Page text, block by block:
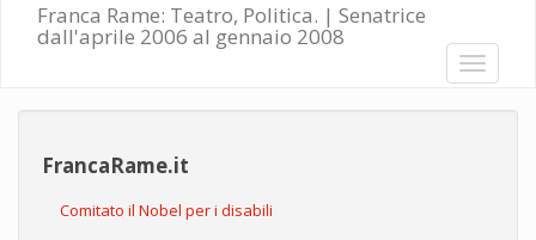
Franca Rame: Teatro, Politica. | Senatrice
dall'aprile 2006 al gennaio 2008
Toggle
FrancaRame.it
Comitato il Nobel per i disabili